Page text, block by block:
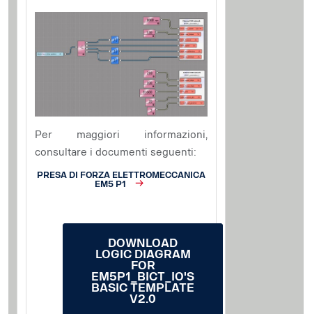
Per maggiori informazioni,
consultare i documenti seguenti:
PRESA DI FORZA ELETTROMECCANICA
EM5 P1
DOWNLOAD
LOGIC DIAGRAM
FOR
EM5P1_BICT_IO'S
BASIC TEMPLATE
V2.0